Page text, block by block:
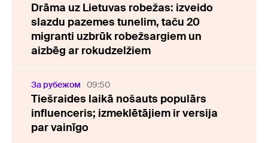
Drāma uz Lietuvas robežas: izveido
slazdu pazemes tunelim, taču 20
migranti uzbrūk robežsargiem un
aizbēg ar rokudzelžiem
За рубежом 09:50
Tiešraides laikā nošauts populārs
influenceris; izmeklētājiem ir versija
par vainīgo